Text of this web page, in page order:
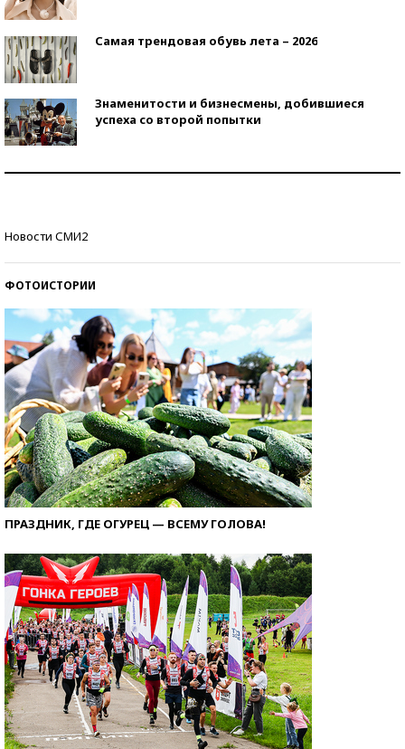
Самая трендовая обувь лета – 2026
Знаменитости и бизнесмены, добившиеся
успеха со второй попытки
Новости СМИ2
ФОТОИСТОРИИ
ПРАЗДНИК, ГДЕ ОГУРЕЦ — ВСЕМУ ГОЛОВА!